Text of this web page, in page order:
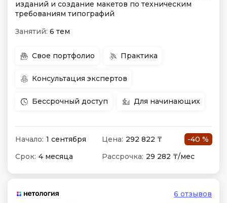
изданий и создание макетов по техническим
требованиям типографий
Занятий: 6 тем
Свое портфолио Практика
Консультация экспертов
Бессрочный доступ Для начинающих
Начало: 1 сентября Цена: 292 822 ₸
-40 %
Срок: 4 месяца Рассрочка: 29 282 ₸/мес
6 отзывов